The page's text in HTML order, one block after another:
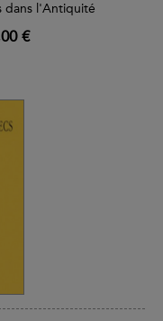
dans l'Antiquité
€